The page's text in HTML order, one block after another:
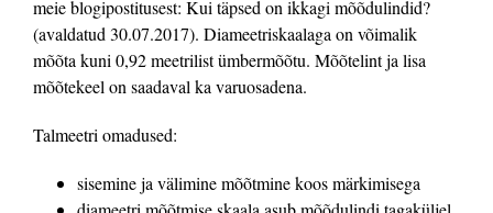
meie blogipostitusest: Kui täpsed on ikkagi mõõdulindid?
(avaldatud 30.07.2017). Diameetriskaalaga on võimalik
mõõta kuni 0,92 meetrilist ümbermõõtu. Mõõtelint ja lisa
mõõtekeel on saadaval ka varuosadena.
Talmeetri omadused:
sisemine ja välimine mõõtmine koos märkimisega